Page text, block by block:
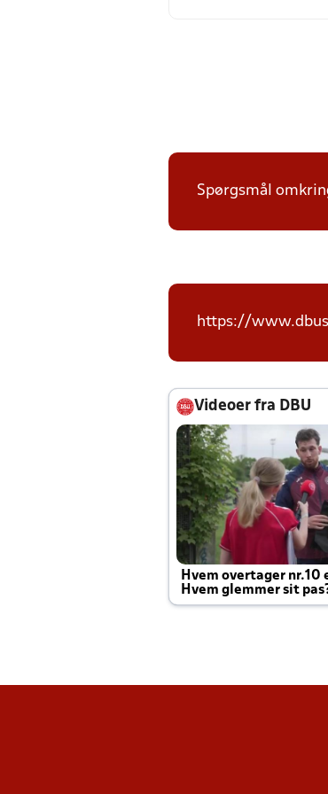
Spørgsmål
https://
Videoer fra DBU
Hvem overtager nr.10
Hvem glemmer sit
Joachim altid til efter